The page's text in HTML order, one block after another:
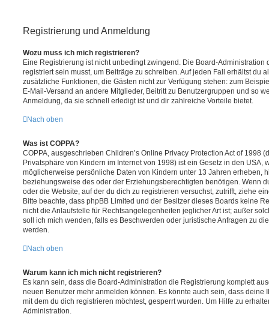
Registrierung und Anmeldung
Wozu muss ich mich registrieren?
Eine Registrierung ist nicht unbedingt zwingend. Die Board-Administration
registriert sein musst, um Beiträge zu schreiben. Auf jeden Fall erhältst du
zusätzliche Funktionen, die Gästen nicht zur Verfügung stehen: zum
E-Mail-Versand an andere Mitglieder, Beitritt zu Benutzergruppen und so
Anmeldung, da sie schnell erledigt ist und dir zahlreiche Vorteile bietet.
Nach oben
Was ist COPPA?
COPPA, ausgeschrieben Children’s Online Privacy Protection Act of 1998
Privatsphäre von Kindern im Internet von 1998) ist ein Gesetz in den USA,
möglicherweise persönliche Daten von Kindern unter 13 Jahren erheben,
beziehungsweise des oder der Erziehungsberechtigten benötigen. Wenn
oder die Website, auf der du dich zu registrieren versuchst, zutrifft, ziehe
Bitte beachte, dass phpBB Limited und der Besitzer dieses Boards keine
nicht die Anlaufstelle für Rechtsangelegenheiten jeglicher Art ist; außer
soll ich mich wenden, falls es Beschwerden oder juristische Anfragen zu
werden.
Nach oben
Warum kann ich mich nicht registrieren?
Es kann sein, dass die Board-Administration die Registrierung komplett
neuen Benutzer mehr anmelden können. Es könnte auch sein, dass deine
mit dem du dich registrieren möchtest, gesperrt wurden. Um Hilfe zu
Administration.